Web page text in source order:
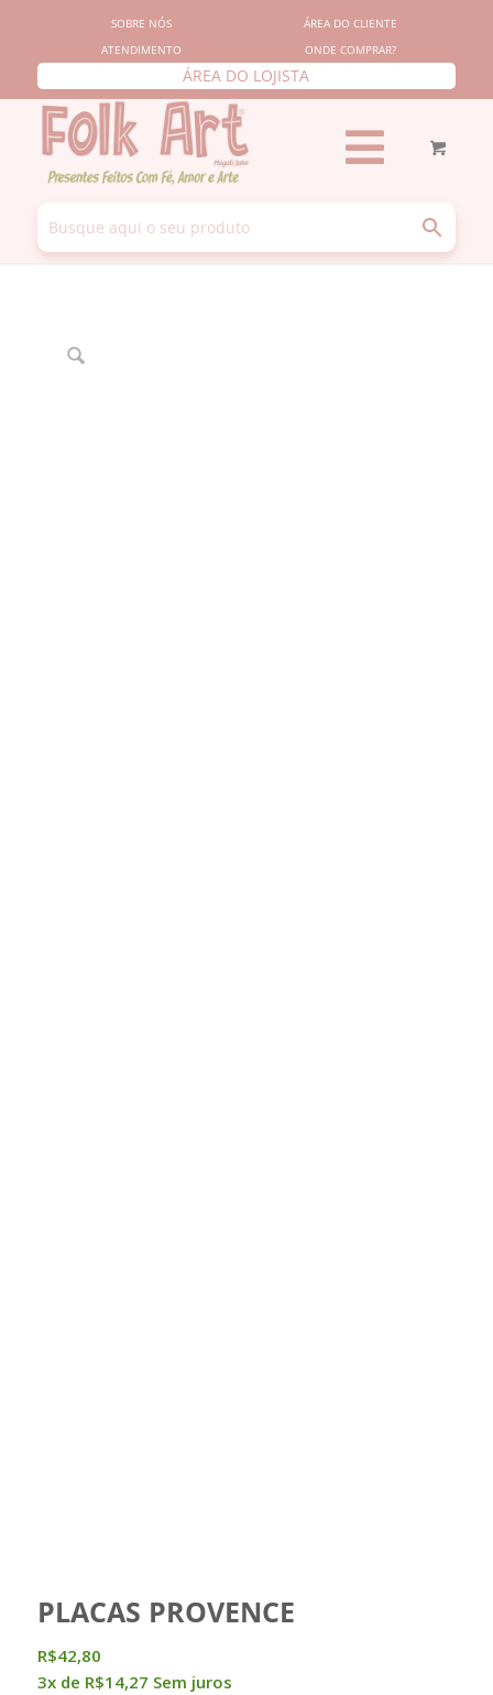
SOBRE NÓS
ÁREA DO CLIENTE
ATENDIMENTO
ONDE COMPRAR?
ÁREA DO LOJISTA
PLACAS PROVENCE
R$42,80
3x de R$14,27 Sem juros